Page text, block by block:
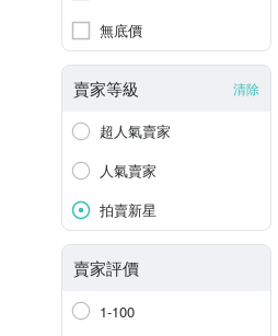
無底價
賣家等級 清除
超人氣賣家
人氣賣家
拍賣新星
賣家評價
1-100